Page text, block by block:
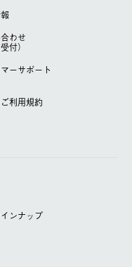
わせ
付）
ーサポート
利用規約
ンナップ